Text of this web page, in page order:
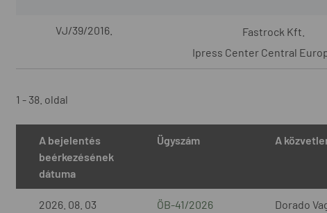
VJ/39/2016.
Fastrock Kft.
Ipress Center Central
1 - 38. oldal
A bejelentés
beérkezésének
dátuma
Ügyszám A
2026. 08. 03 ÖB-41/2026
Dorado